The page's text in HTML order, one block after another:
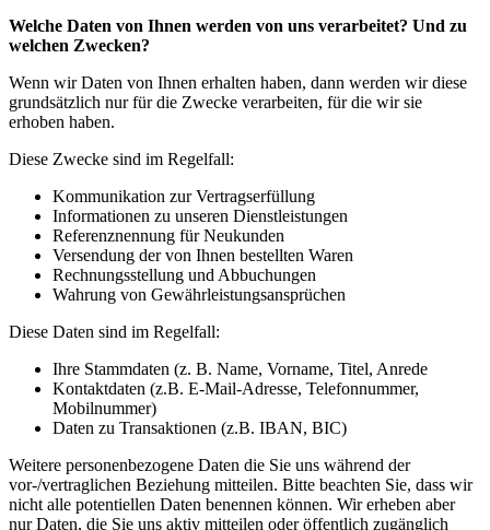
Welche Daten von Ihnen werden von uns verarbeitet? Und zu
welchen Zwecken?
Wenn wir Daten von Ihnen erhalten haben, dann werden wir diese
grundsätzlich nur für die Zwecke verarbeiten, für die wir sie
erhoben haben.
Diese Zwecke sind im Regelfall:
Kommunikation zur Vertragserfüllung
Informationen zu unseren Dienstleistungen
Referenznennung für Neukunden
Versendung der von Ihnen bestellten Waren
Rechnungsstellung und Abbuchungen
Wahrung von Gewährleistungsansprüchen
Diese Daten sind im Regelfall:
Ihre Stammdaten (z. B. Name, Vorname, Titel, Anrede
Kontaktdaten (z.B. E-Mail-Adresse, Telefonnummer,
Mobilnummer)
Daten zu Transaktionen (z.B. IBAN, BIC)
Weitere personenbezogene Daten die Sie uns während der
vor-/vertraglichen Beziehung mitteilen. Bitte beachten Sie, dass wir
nicht alle potentiellen Daten benennen können. Wir erheben aber
nur Daten, die Sie uns aktiv mitteilen oder öffentlich zugänglich